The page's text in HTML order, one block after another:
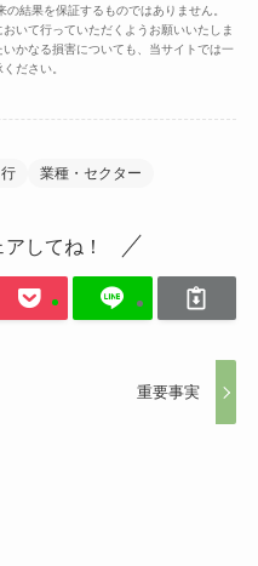
結果を保証するものではありません。
いて行っていただくようお願いいたしま
かなる損害についても、当サイトでは一
ださい。
業種・セクター
してね！
重要事実